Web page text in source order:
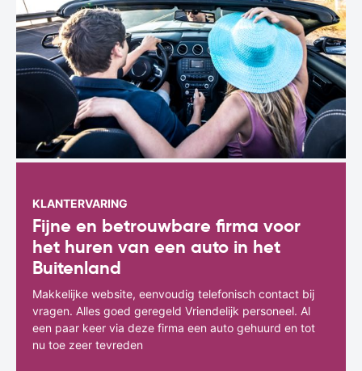
KLANTERVARING
Fijne en betrouwbare firma voor
het huren van een auto in het
Buitenland
Makkelijke website, eenvoudig telefonisch contact bij
vragen. Alles goed geregeld Vriendelijk personeel. Al
een paar keer via deze firma een auto gehuurd en tot
nu toe zeer tevreden